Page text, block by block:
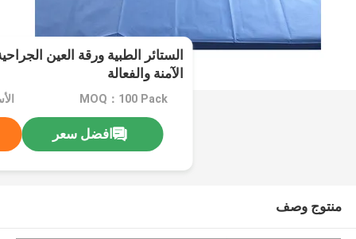
الستائر الطبية ورقة العين
الآمنة والفعالة
MOQ：100 Pack
افضل سعر
منتوج وصف